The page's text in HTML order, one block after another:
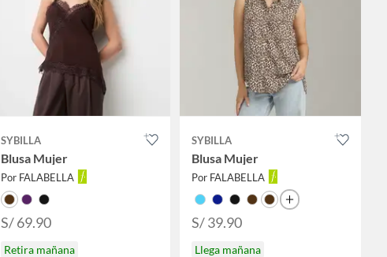
SYBILLA
Blusa Mujer
Por FALABELLA
S/ 69.90
Retira mañana
SYBILLA
Blusa Mujer
Por FALABELLA
S/ 39.90
Llega mañana